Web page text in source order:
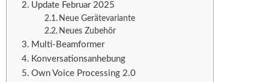
Update Februar 2025
Neue Gerätevariante
Neues Zubehör
Multi-Beamformer
Konversationsanhebung
Own Voice Processing 2.0